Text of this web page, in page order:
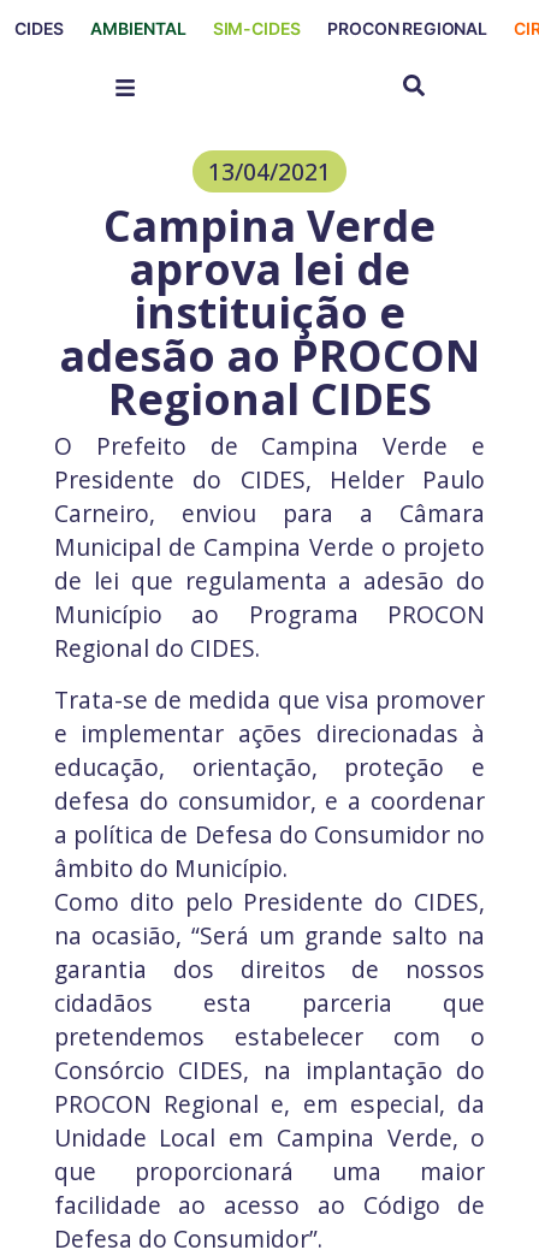
CIDES AMBIENTAL SIM-CIDES PROCON REGIONAL
13/04/2021
Campina Verde
aprova lei de
instituição e
adesão ao PROCON
Regional CIDES
O Prefeito de Campina Verde e
Presidente do CIDES, Helder Paulo
Carneiro, enviou para a Câmara
Municipal de Campina Verde o projeto
de lei que regulamenta a adesão do
Município ao Programa PROCON
Regional do CIDES.
Trata-se de medida que visa promover
e implementar ações direcionadas à
educação, orientação, proteção e
defesa do consumidor, e a coordenar
a política de Defesa do Consumidor no
âmbito do Município.
Como dito pelo Presidente do CIDES,
na ocasião, “Será um grande salto na
garantia dos direitos de nossos
cidadãos esta parceria que
pretendemos estabelecer com o
Consórcio CIDES, na implantação do
PROCON Regional e, em especial, da
Unidade Local em Campina Verde, o
que proporcionará uma maior
facilidade ao acesso ao Código de
Defesa do Consumidor”.